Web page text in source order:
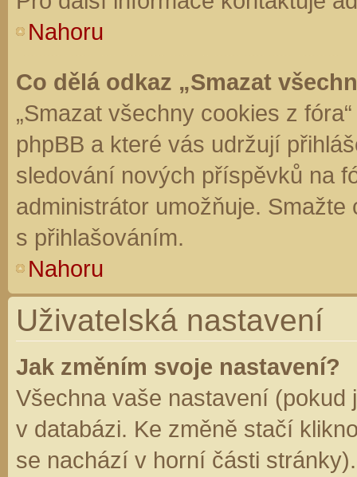
Nahoru
Co dělá odkaz „Smazat
„Smazat všechny cookies z
phpBB a které vás udržují
sledování nových příspěvků na
administrátor umožňuje.
s přihlašováním.
Nahoru
Uživatelská nastavení
Jak změním svoje nastavení?
Všechna vaše nastavení (pokud
v databázi. Ke změně stačí
se nachází v horní části